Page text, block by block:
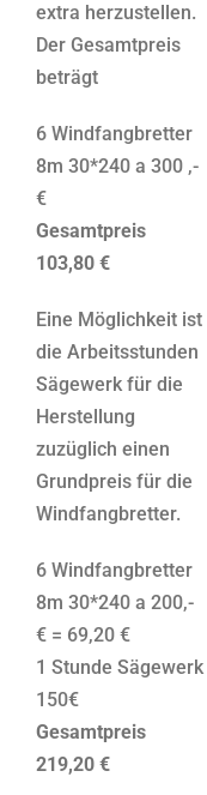
extra herzustellen.
Der Gesamtpreis
beträgt
6 Windfangbretter
8m 30*240 a 300 ,-
€
Gesamtpreis
103,80 €
Eine Möglichkeit ist
die Arbeitsstunden
Sägewerk für die
Herstellung
zuzüglich einen
Grundpreis für die
Windfangbretter.
6 Windfangbretter
8m 30*240 a 200,-
€ = 69,20 €
1 Stunde Sägewerk
150€
Gesamtpreis
219,20 €